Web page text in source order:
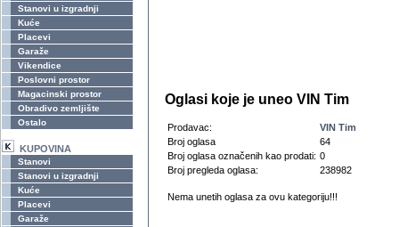
Stanovi u izgradnji
Kuće
Placevi
Garaže
Vikendice
Poslovni prostor
Magacinski prostor
Obradivo zemljište
Ostalo
KUPOVINA
Stanovi
Stanovi u izgradnji
Kuće
Placevi
Garaže
Oglasi koje je uneo VIN Tim
Prodavac:
VIN Tim
Broj oglasa
64
Broj oglasa označenih kao prodati: 0
Broj pregleda oglasa:
238982
Nema unetih oglasa za ovu kategoriju!!!